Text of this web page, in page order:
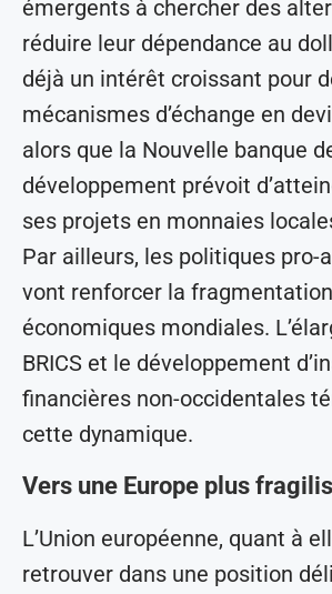
émergents à chercher des
réduire leur dépendance au
déjà un intérêt croissant pour
mécanismes d’échange en
alors que la Nouvelle banque
développement prévoit
ses projets en monnaies
Par ailleurs, les politiques pro-
vont renforcer la
économiques mondiales.
BRICS et le développement
financières non-occidentales
cette dynamique.
Vers une Europe plus
L’Union européenne, quant à
retrouver dans une position